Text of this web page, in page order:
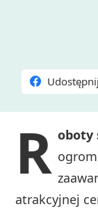
Udostępnij
R oboty
atrakcyjnej